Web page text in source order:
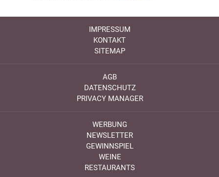
IMPRESSUM
KONTAKT
SITEMAP
AGB
DATENSCHUTZ
PRIVACY MANAGER
WERBUNG
NEWSLETTER
GEWINNSPIEL
WEINE
RESTAURANTS